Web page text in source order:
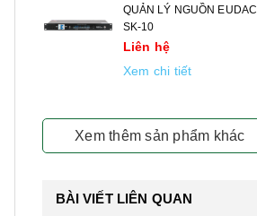
QUẢN LÝ NGUỒN EUDAC
SK-10
Liên hệ
Xem chi tiết
Xem thêm sản phẩm khác
BÀI VIẾT LIÊN QUAN